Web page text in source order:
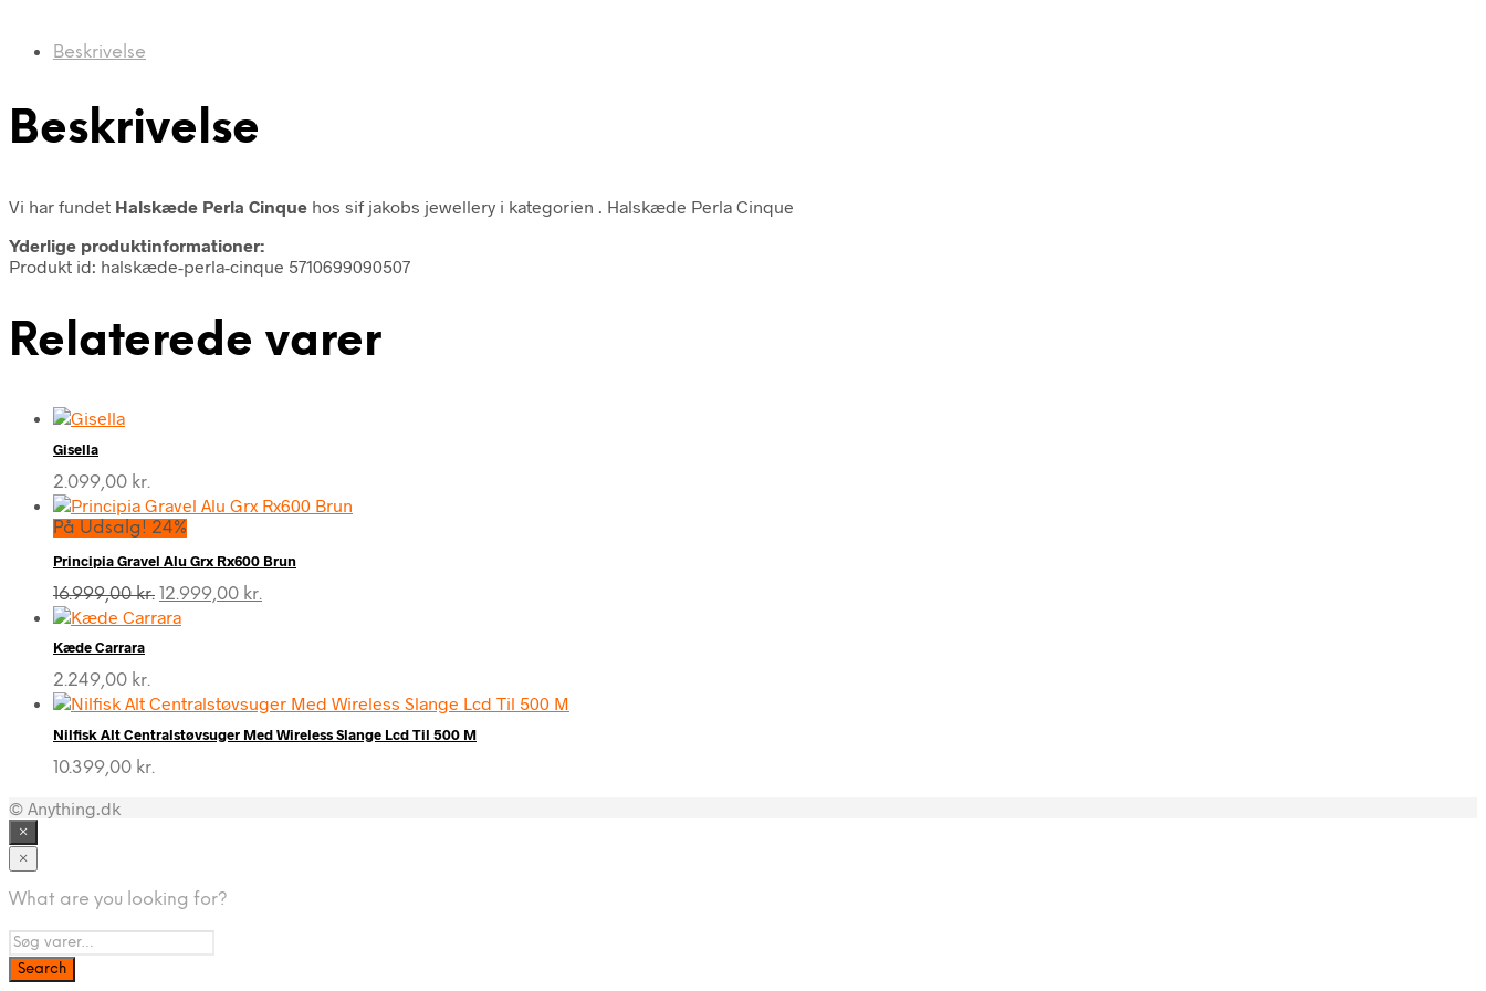
Beskrivelse
Beskrivelse
Vi har fundet Halskæde Perla Cinque hos sif jakobs jewellery i kategorien
. Halskæde Perla Cinque
Yderlige produktinformationer:
Produkt id: halskæde-perla-cinque 5710699090507
Relaterede varer
Gisella
2.099,00 kr.
På Udsalg! 24%
Principia Gravel Alu Grx Rx600 Brun
16.999,00kr. Den
oprindelige
12.999,00 kr.
Kæde Carrara
2.249,00 kr.
Nilfisk Alt Centralstøvsuger Med Wireless Slange Lcd Til 500 M
10.399,00 kr.
© Anything.dk
×
×
What are you looking for?